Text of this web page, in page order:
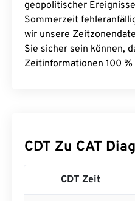
geopolitischer
Sommerzeit
wir unsere
Sie sicher sein können,
Zeitinformationen 100
CDT Zu CAT
CDT Zeit